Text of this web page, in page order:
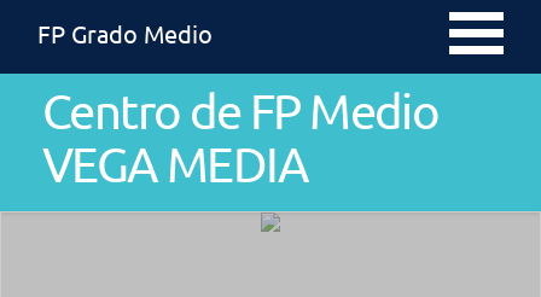
FP Grado Medio
Centro de FP Medio
VEGA MEDIA